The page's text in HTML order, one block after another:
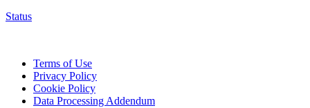
Status
Terms of Use
Privacy Policy
Cookie Policy
Data Processing Addendum